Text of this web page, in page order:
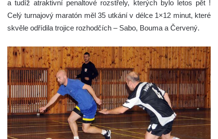
a tudíž atraktivní penaltové rozstřely, kterých bylo letos pět !
Celý turnajový maratón měl 35 utkání v délce 1×12 minut, které
skvěle odřídila trojice rozhodčích – Sabo, Bouma a Červený.